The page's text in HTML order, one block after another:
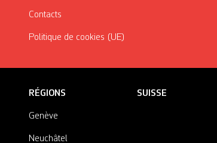
Contacts
Politique de cookies (UE)
RÉGIONS
Genève
Neuchâtel
SUISSE